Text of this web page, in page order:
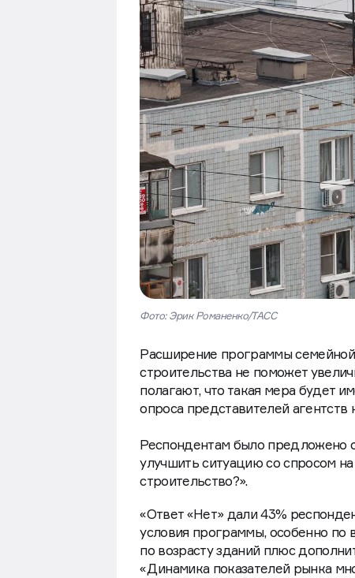
Фото: Эрик Романенко/ТАСС
Расширение программы
строительства не поможет
полагают, что такая мера будет
опроса представителей
Респондентам было предложено
улучшить ситуацию со спросом
строительство?».
«Ответ «Нет» дали 43%
условия программы, особенно по
по возрасту зданий плюс
«Динамика показателей рынка